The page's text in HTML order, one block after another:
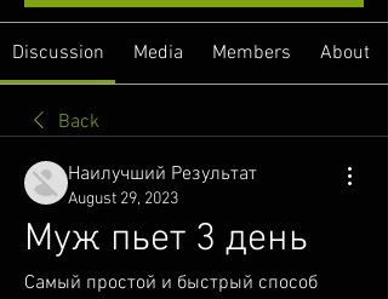
Discussion Media Members About
Back
Наилучший Результат
August 29, 2023
Муж пьет 3 день
Самый простой и быстрый способ